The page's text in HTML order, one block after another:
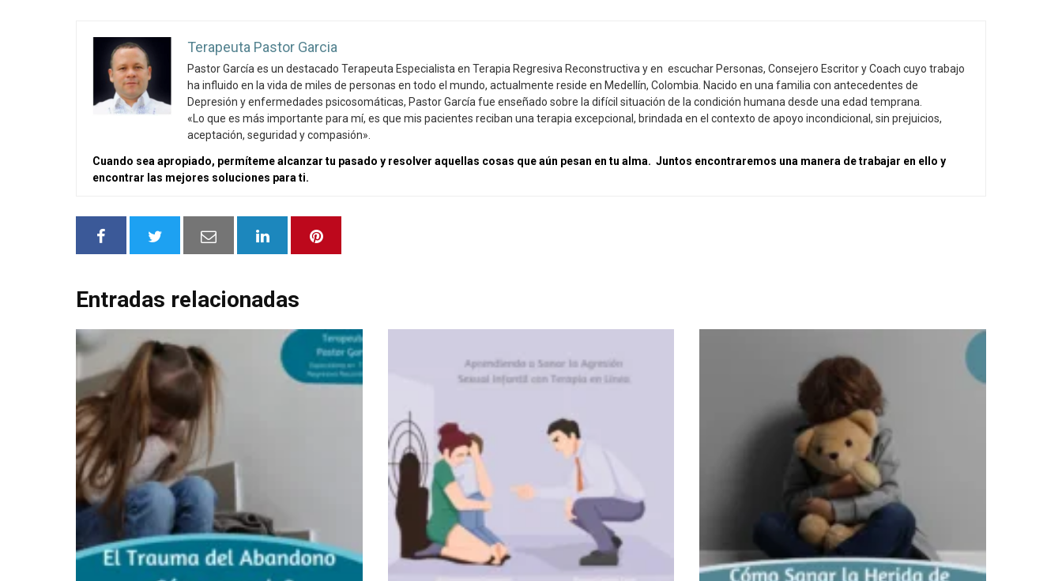
Terapeuta Pastor Garcia
Pastor García es un destacado Terapeuta Especialista en Terapia Regresiva Reconstructiva y en escuchar Personas, Consejero Escritor y Coach cuyo trabajo
ha influido en la vida de miles de personas en todo el mundo, actualmente reside en Medellín, Colombia. Nacido en una familia con antecedentes de
Depresión y enfermedades psicosomáticas, Pastor García fue enseñado sobre la difícil situación de la condición humana desde una edad temprana.
«Lo que es más importante para mí, es que mis pacientes reciban una terapia excepcional, brindada en el contexto de apoyo incondicional, sin prejuicios,
aceptación, seguridad y compasión».
Cuando sea apropiado, permíteme alcanzar tu pasado y resolver aquellas cosas que aún pesan en tu alma. Juntos encontraremos una manera de trabajar en ello y
encontrar las mejores soluciones para ti.
Entradas relacionadas